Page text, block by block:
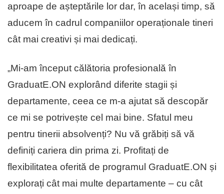
aproape de așteptările lor dar, în același timp, să
aducem în cadrul companiilor operaționale tineri
cât mai creativi și mai dedicați.
„Mi-am început călătoria profesională în
GraduatE.ON explorând diferite stagii și
departamente, ceea ce m-a ajutat să descopăr
ce mi se potrivește cel mai bine. Sfatul meu
pentru tinerii absolvenți? Nu vă grăbiți să vă
definiți cariera din prima zi. Profitați de
flexibilitatea oferită de programul GraduatE.ON și
explorați cât mai multe departamente – cu cât